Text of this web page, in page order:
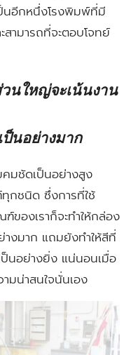
นอีกหนึ่งโรงพิมพ์ที่มี
ามารถที่จะตอบโจทย์
นใหญ่จะเน้นงาน
นอย่างมาก
มชัดเป็นอย่างสูง
กชนิด ซึ่งการที่ใช้
องเราก็จะทำให้กล่อง
งมาก แถมยังทำให้สีที่
นอย่างยิ่ง แน่นอนเมื่อ
มน่าสนใจนั่นเอง